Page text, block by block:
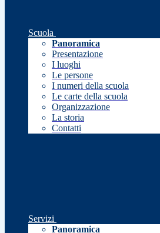
Scuola
Panoramica
Presentazione
I luoghi
Le persone
I numeri della scuola
Le carte della scuola
Organizzazione
La storia
Contatti
Servizi
Panoramica